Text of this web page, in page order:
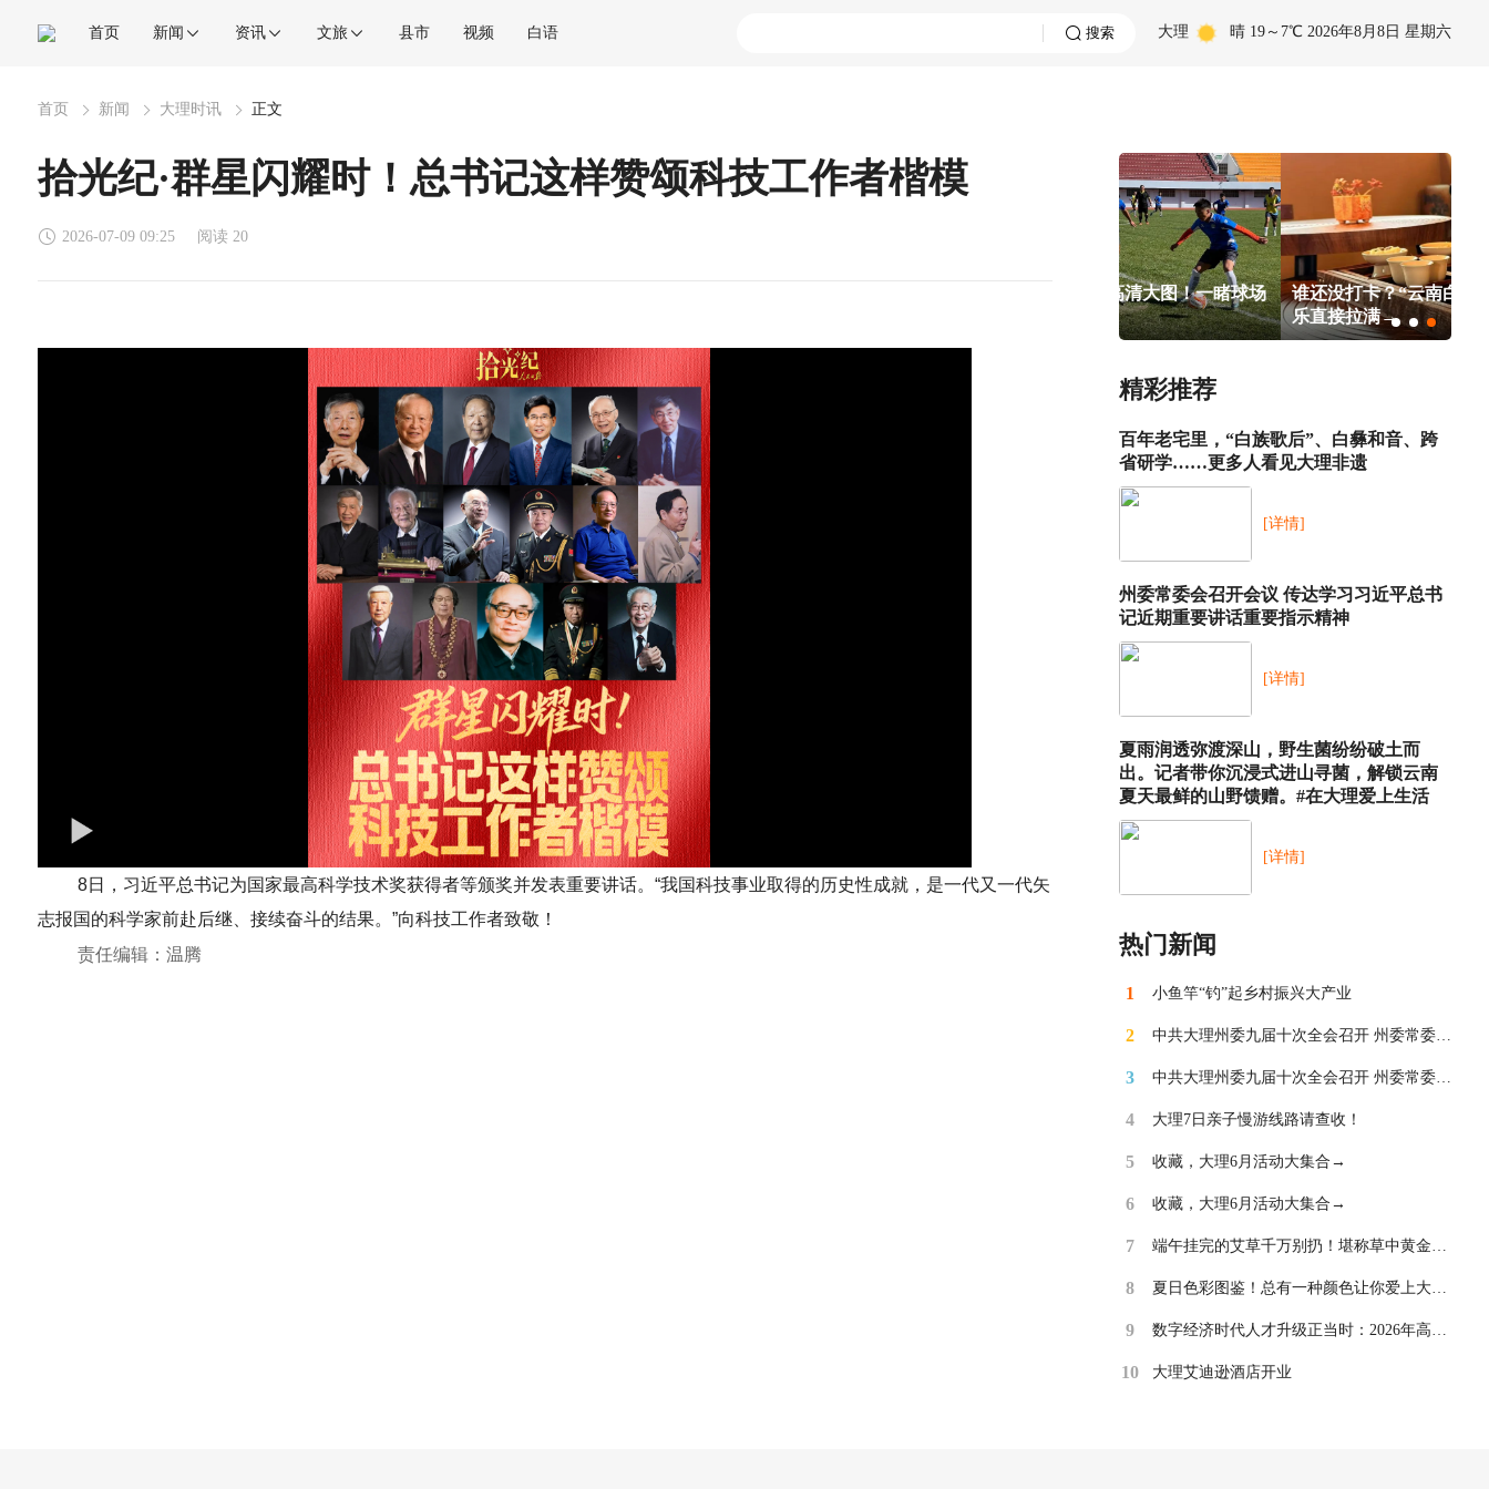
首页 新闻 资讯 文旅 县市 视频 白语 搜索 大理 晴 19～7℃ 2026年8月8日 星期六
首页 新闻 大理时讯 正文
拾光纪·群星闪耀时！总书记这样赞颂科技工作者楷模
2026-07-09 09:25 阅读 20
8日，习近平总书记为国家最高科学技术奖获得者等颁奖并发表重要讲话。“我国科技事业取得的历史性成就，是一代又一代矢
志报国的科学家前赴后继、接续奋斗的结果。”向科技工作者致敬！
责任编辑：温腾
大理VS迪庆热身赛高清大图！一睹球场
谁还没打卡？“云南白茶市集” 开街，快
乐直接拉满→
精彩推荐
百年老宅里，“白族歌后”、白彝和音、跨
省研学……更多人看见大理非遗
[详情]
州委常委会召开会议 传达学习习近平总书
记近期重要讲话重要指示精神
[详情]
夏雨润透弥渡深山，野生菌纷纷破土而
出。记者带你沉浸式进山寻菌，解锁云南
夏天最鲜的山野馈赠。#在大理爱上生活
[详情]
热门新闻
1 小鱼竿“钓”起乡村振兴大产业
2
中共大理州委九届十次全会召开 州委常委会
于召开中国共产党大理州第十次代表大会的
3
中共大理州委九届十次全会召开 州委常委会
于召开中国共产党大理州第十次代表大会的
4 大理7日亲子慢游线路请查收！
5 收藏，大理6月活动大集合→
6 收藏，大理6月活动大集合→
7
端午挂完的艾草千万别扔！堪称草中黄金，
8
夏日色彩图鉴！总有一种颜色让你爱上大
9
数字经济时代人才升级正当时：2026年高价
10 大理艾迪逊酒店开业